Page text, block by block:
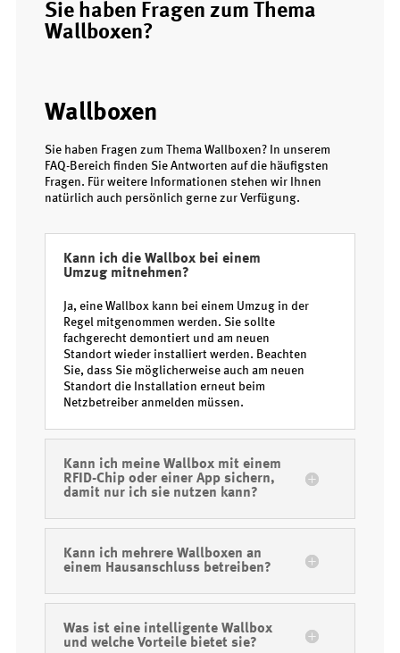
Sie haben Fragen zum Thema
Wallboxen?
Wallboxen
Sie haben Fragen zum Thema Wallboxen? In unserem
FAQ-Bereich finden Sie Antworten auf die häufigsten
Fragen. Für weitere Informationen stehen wir Ihnen
natürlich auch persönlich gerne zur Verfügung.
Kann ich die Wallbox bei einem
Umzug mitnehmen?
Ja, eine Wallbox kann bei einem Umzug in der
Regel mitgenommen werden. Sie sollte
fachgerecht demontiert und am neuen
Standort wieder installiert werden. Beachten
Sie, dass Sie möglicherweise auch am neuen
Standort die Installation erneut beim
Netzbetreiber anmelden müssen.
Kann ich meine Wallbox mit einem
RFID-Chip oder einer App sichern,
damit nur ich sie nutzen kann?
Kann ich mehrere Wallboxen an
einem Hausanschluss betreiben?
Was ist eine intelligente Wallbox
und welche Vorteile bietet sie?